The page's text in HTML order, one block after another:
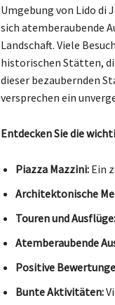
Umgebung von Lido di
sich atemberaubende
Landschaft. Viele
historischen Stätten,
dieser bezaubernden
versprechen ein
Entdecken Sie die
Piazza Mazzini:Ein
Architektonische
Touren und Ausflüge:
Atemberaubende
Positive
Bunte Aktivitäten: